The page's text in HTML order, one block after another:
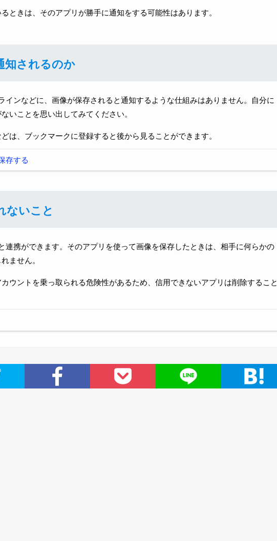
ときは、そのアプリが勝手に通知をする可能性はあります。
知されるのか
インなどに、画像が保存されると通知するような仕組みはありません。自分に
いことを思い出してみてください。
は、ブックマークに登録すると後から見ることができます。
存する
ないこと
連携ができます。そのアプリを使って画像を保存したときは、相手に何らかの
ません。
ウントを乗っ取られる危険性があるため、信用できないアプリは削除すること